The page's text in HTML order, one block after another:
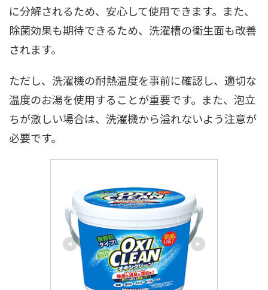
に分解されるため、安心して使用できます。また、
除菌効果も期待できるため、洗濯槽の衛生面も改善
されます。
ただし、洗濯機の耐熱温度を事前に確認し、適切な
温度のお湯を使用することが重要です。また、泡立
ちが激しい場合は、洗濯機から溢れないよう注意が
必要です。